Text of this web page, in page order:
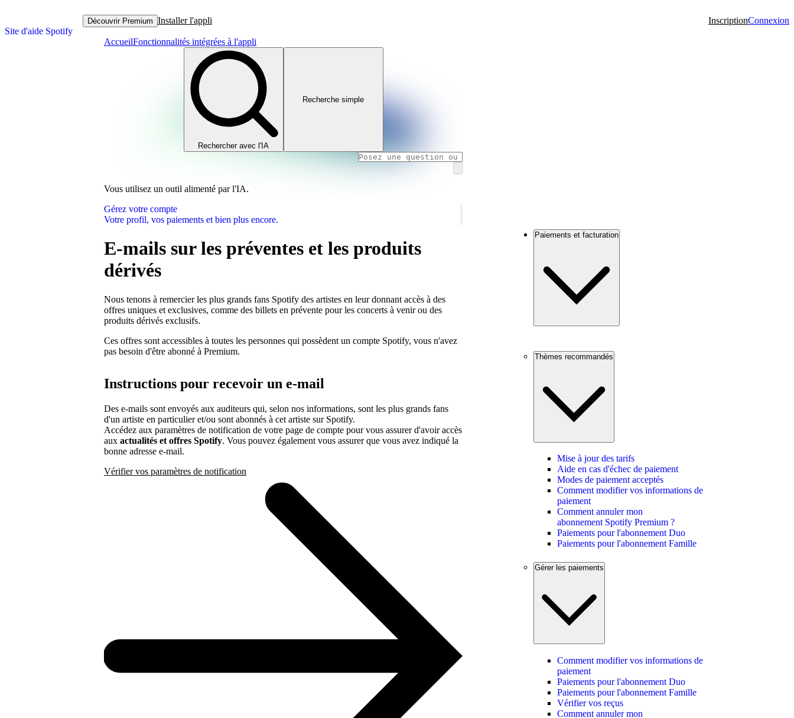
Site d'aide Spotify
Découvrir Premium Installer l'appli InscriptionConnexion
AccueilFonctionnalités intégrées à l'appli
Rechercher avec l'IA
Recherche simple
Vous utilisez un outil alimenté par l'IA.
Gérez votre compte
Votre profil, vos paiements et bien plus encore.
E-mails sur les préventes et les produits
dérivés
Nous tenons à remercier les plus grands fans Spotify des artistes en leur donnant accès à des
offres uniques et exclusives, comme des billets en prévente pour les concerts à venir ou des
produits dérivés exclusifs.
Ces offres sont accessibles à toutes les personnes qui possèdent un compte Spotify, vous n'avez
pas besoin d'être abonné à Premium.
Instructions pour recevoir un e-mail
Des e-mails sont envoyés aux auditeurs qui, selon nos informations, sont les plus grands fans
d'un artiste en particulier et/ou sont abonnés à cet artiste sur Spotify.
Accédez aux paramètres de notification de votre page de compte pour vous assurer d'avoir accès
aux actualités et offres Spotify. Vous pouvez également vous assurer que vous avez indiqué la
bonne adresse e-mail.
Vérifier vos paramètres de notification
Paiements et facturation
Thèmes recommandés
Mise à jour des tarifs
Aide en cas d'échec de paiement
Modes de paiement acceptés
Comment modifier vos informations de
paiement
Comment annuler mon
abonnement Spotify Premium ?
Paiements pour l'abonnement Duo
Paiements pour l'abonnement Famille
Gérer les paiements
Comment modifier vos informations de
paiement
Paiements pour l'abonnement Duo
Paiements pour l'abonnement Famille
Vérifier vos reçus
Comment annuler mon